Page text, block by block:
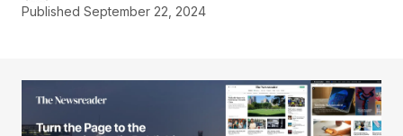
Published September 22, 2024